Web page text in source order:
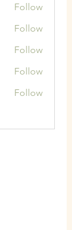
Follow
Follow
Follow
Follow
Follow